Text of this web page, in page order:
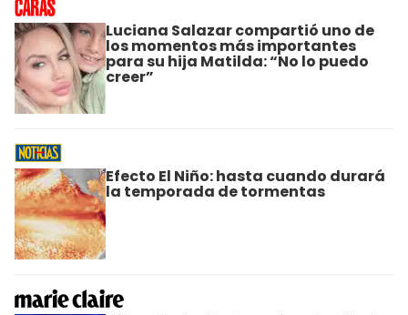
Luciana Salazar compartió uno de
los momentos más importantes
para su hija Matilda: “No lo puedo
creer”
Efecto El Niño: hasta cuando durará
la temporada de tormentas